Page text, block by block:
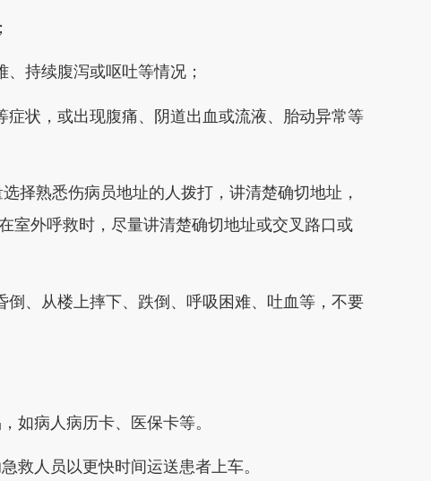
持续腹泻或呕吐等情况；
状，或出现腹痛、阴道出血或流液、胎动异常等
熟悉伤病员地址的人拨打，讲清楚确切地址，
外呼救时，尽量讲清楚确切地址或交叉路口或
、从楼上摔下、跌倒、呼吸困难、吐血等，不要
病人病历卡、医保卡等。
人员以更快时间运送患者上车。